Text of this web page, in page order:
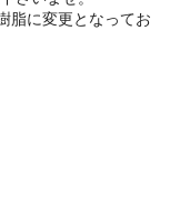
脂に変更となってお